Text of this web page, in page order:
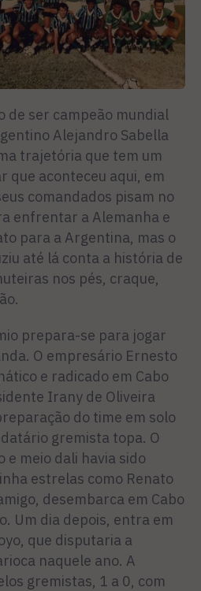
de ser campeão mundial
Alejandro Sabella
trajetória que tem um
que aconteceu aqui, em
comandados pisam no
enfrentar a Alemanha e
para a Argentina, mas o
até lá conta a história de
nos pés, craque,
prepara-se para jogar
O empresário Ernesto
e radicado em Cabo
Irany de Oliveira
do time em solo
gremista topa. O
e meio dali havia sido
estrelas como Renato
desembarca em Cabo
Um dia depois, entra em
que disputaria a
naquele ano. A
gremistas, 1 a 0, com